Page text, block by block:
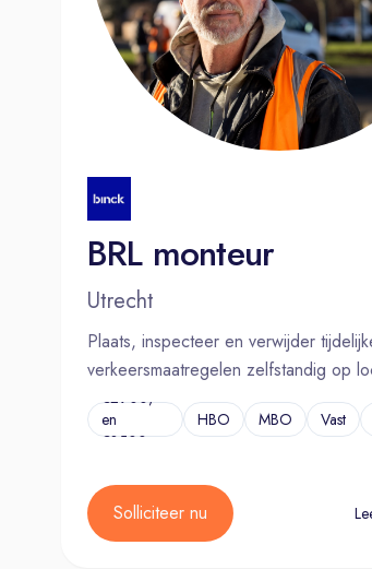
BRL monteur
Utrecht
Plaats, inspecteer en verwijder
verkeersmaatregelen zelfstandig op
€2900,-
en
€3500,-
HBO MBO Vast
Solliciteer nu